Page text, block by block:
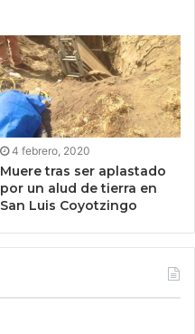
4 febrero, 2020
Muere tras ser aplastado
por un alud de tierra en
San Luis Coyotzingo